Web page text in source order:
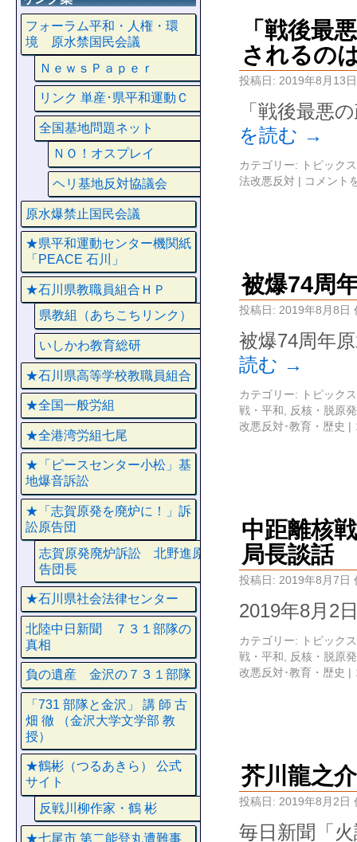
「戦後最
されるの
投稿日: 2019年8月13日
「戦後最悪
を読む →
カテゴリー:
トピックス
法改悪反対 | コメント
被爆74周
投稿日: 2019年8月8日
被爆74周年
読む →
カテゴリー:
トピックス
戦・平和
反核・脱原発
改悪反対･教育・歴史 |
中距離核
局長談話
投稿日: 2019年8月7日
2019年8月2
カテゴリー:
トピックス
戦・平和
反核・脱原発
改悪反対･教育・歴史 |
芥川龍之
投稿日: 2019年8月2日
毎日新聞「
フォーラム平和・人権・環
境 原水禁国民会議
ＮｅｗｓＰａｐｅｒ
リンク 単産･県平和運動Ｃ
全国基地問題ネット
ＮＯ！オスプレイ
ヘリ基地反対協議会
原水爆禁止国民会議
★県平和運動センター機関紙
「PEACE 石川」
★石川県教職員組合ＨＰ
県教組（あちこちリンク）
いしかわ教育総研
★石川県高等学校教職員組合
★全国一般労組
★全港湾労組七尾
★「ピースセンター小松」基
地爆音訴訟
★「志賀原発を廃炉に！」訴
訟原告団
志賀原発廃炉訴訟 北野進原
告団長
★石川県社会法律センター
北陸中日新聞 ７３１部隊の
真相
負の遺産 金沢の７３１部隊
「731 部隊と金沢」 講 師 古
畑 徹 （金沢大学文学部 教
授）
★鶴彬（つるあきら） 公式
サイト
反戦川柳作家・鶴 彬
★七尾市 第二能登丸遭難事